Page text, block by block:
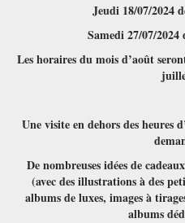
Jeudi 18/07/2024
Samedi 27/07/2024
Les horaires du mois d’août
Une visite en dehors des heures
De nombreuses idées de
(avec des illustrations à des
albums de luxes, images à
albums